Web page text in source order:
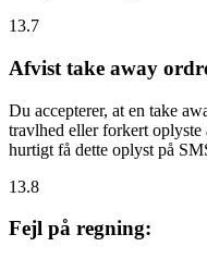
13.7
Afvist take away
Du accepterer, at en take
travlhed eller forkert
hurtigt få dette oplyst på
13.8
Fejl på regning: